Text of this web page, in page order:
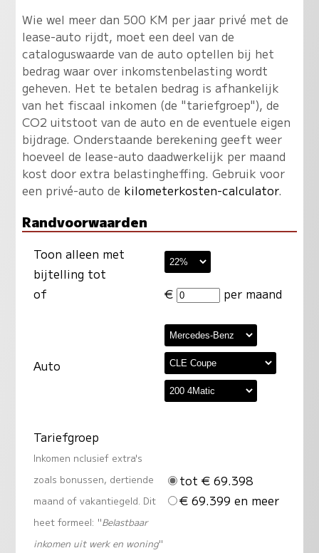
Wie wel meer dan 500 KM per jaar privé met de
lease-auto rijdt, moet een deel van de
cataloguswaarde van de auto optellen bij het
bedrag waar over inkomstenbelasting wordt
geheven. Het te betalen bedrag is afhankelijk
van het fiscaal inkomen (de "tariefgroep"), de
CO2 uitstoot van de auto en de eventuele eigen
bijdrage. Onderstaande berekening geeft weer
hoeveel de lease-auto daadwerkelijk per maand
kost door extra belastingheffing. Gebruik voor
een privé-auto de kilometerkosten-calculator.
Randvoorwaarden
Toon alleen met
bijtelling tot
of
€ per maand
Auto
Tariefgroep
Inkomen nclusief extra's
zoals bonussen, dertiende
maand of vakantiegeld. Dit
heet formeel: "Belastbaar
inkomen uit werk en woning"
tot € 69.398
€ 69.399 en meer